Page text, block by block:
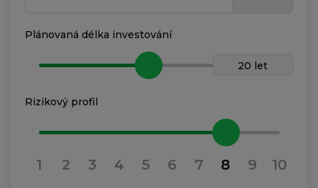
Plánovaná délka investování
20 let
Rizikový profil
1 2 3 4 5 6 7 8 9 10